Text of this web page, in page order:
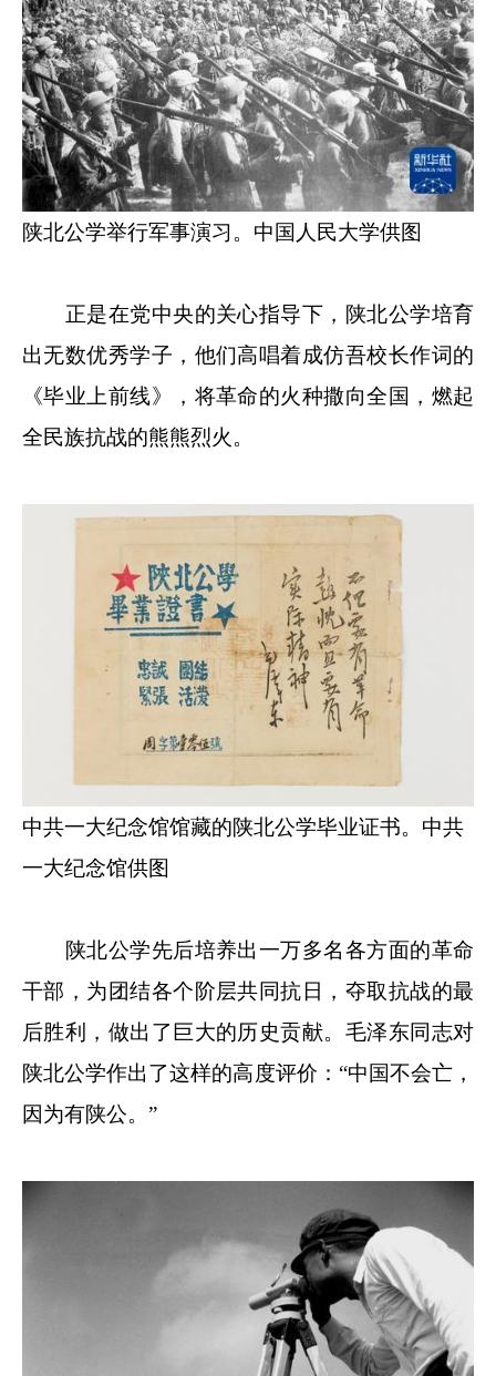
陕北公学举行军事演习。中国人民大学供图
正是在党中央的关心指导下，陕北公学培育
出无数优秀学子，他们高唱着成仿吾校长作词的
《毕业上前线》，将革命的火种撒向全国，燃起
全民族抗战的熊熊烈火。
中共一大纪念馆馆藏的陕北公学毕业证书。中共
一大纪念馆供图
陕北公学先后培养出一万多名各方面的革命
干部，为团结各个阶层共同抗日，夺取抗战的最
后胜利，做出了巨大的历史贡献。毛泽东同志对
陕北公学作出了这样的高度评价：“中国不会亡，
因为有陕公。”